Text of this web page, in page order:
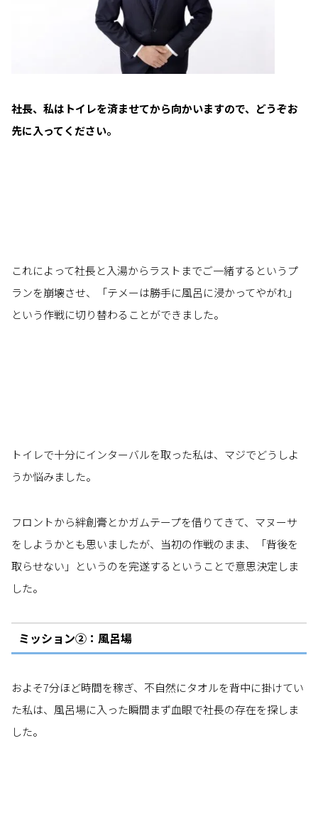
社長、私はトイレを済ませてから向かいますので、どうぞお
先に入ってください。
これによって社長と入湯からラストまでご一緒するというプ
ランを崩壊させ、「テメーは勝手に風呂に浸かってやがれ」
という作戦に切り替わることができました。
トイレで十分にインターバルを取った私は、マジでどうしよ
うか悩みました。
フロントから絆創膏とかガムテープを借りてきて、マヌーサ
をしようかとも思いましたが、当初の作戦のまま、「背後を
取らせない」というのを完遂するということで意思決定しま
した。
ミッション②：風呂場
およそ7分ほど時間を稼ぎ、不自然にタオルを背中に掛けてい
た私は、風呂場に入った瞬間まず血眼で社長の存在を探しま
した。